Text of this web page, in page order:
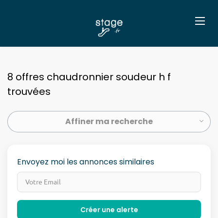
8 offres chaudronnier soudeur h f
trouvées
Affiner ma recherche
Envoyez moi les annonces similaires